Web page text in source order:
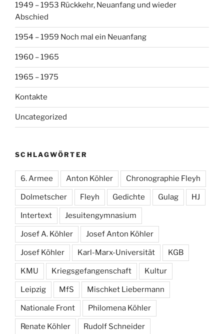
1949 – 1953 Rückkehr, Neuanfang und wieder
Abschied
1954 – 1959 Noch mal ein Neuanfang
1960 – 1965
1965 – 1975
Kontakte
Uncategorized
SCHLAGWÖRTER
6. Armee Anton Köhler Chronographie Fleyh
Dolmetscher Fleyh Gedichte Gulag HJ
Intertext Jesuitengymnasium
Josef A. Köhler Josef Anton Köhler
Josef Köhler Karl-Marx-Universität KGB
KMU Kriegsgefangenschaft Kultur
Leipzig MfS Mischket Liebermann
Nationale Front Philomena Köhler
Renate Köhler Rudolf Schneider